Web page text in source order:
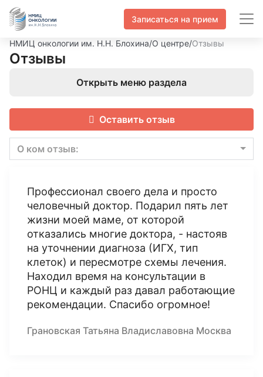
Записаться на прием
НМИЦ онкологии им. Н.Н. Блохина/О центре/Отзывы
Отзывы
Открыть меню раздела
Оставить отзыв
О ком отзыв:
Профессионал своего дела и просто
человечный доктор. Подарил пять лет
жизни моей маме, от которой
отказались многие доктора, - настояв
на уточнении диагноза (ИГХ, тип
клеток) и пересмотре схемы лечения.
Находил время на консультации в
РОНЦ и каждый раз давал работающие
рекомендации. Спасибо огромное!
Грановская Татьяна Владиславовна Москва